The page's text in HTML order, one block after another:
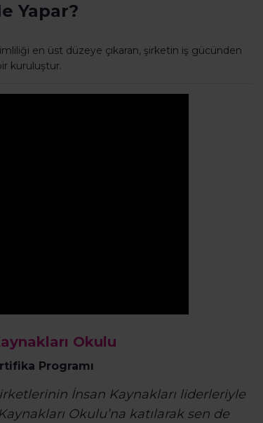
Yapar?
en üst düzeye çıkaran, şirketin iş gücünden
kuruluştur.
Okulu
Programı
İnsan Kaynakları liderleriyle
Okulu’na katılarak sen de